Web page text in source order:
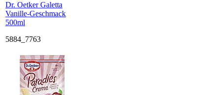
Dr. Oetker Galetta
Vanille-Geschmack
500ml
5884_7763